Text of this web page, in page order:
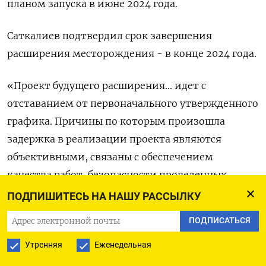
ПОДПИШИТЕСЬ НА НАШУ РАССЫЛКУ
ПОДПИСАТЬСЯ
Утренняя Еженедельная
планом запуска в июне 2024 года.
Саткалиев подтвердил срок завершения
расширения месторождения - в конце 2024 года.
«Проект будущего расширения... идет с
отставанием от первоначального утвержденного
графика. Причины по которым произошла
задержка в реализации проекта являются
объективными, связаны с обеспечением
качества работ, безопасности проведенных
работ», - сказал министр.
Основной владелец проекта - американская
компания Chevron - ожидает, что проект